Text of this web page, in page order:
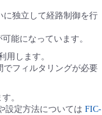
に独立して経路制御を行
能になっています。
用します。
でフィルタリングが必要
。
設定方法については FIC-